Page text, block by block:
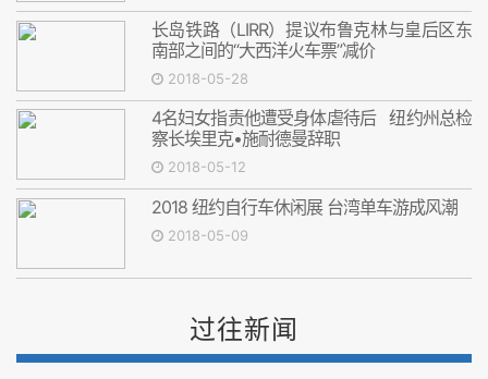
长岛铁路（LIRR）提议布鲁克林与皇后区东
南部之间的“大西洋火车票”减价
2018-05-28
4名妇女指责他遭受身体虐待后 纽约州总检
察长埃里克•施耐德曼辞职
2018-05-12
2018 纽约自行车休闲展 台湾单车游成风潮
2018-05-09
过往新闻